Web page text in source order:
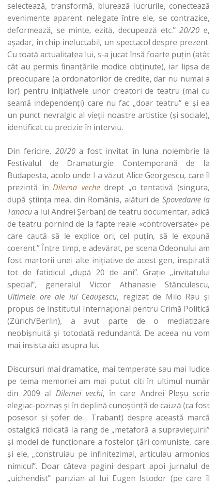
selectează, transformă, blurează lucrurile, conectează
evenimente aparent nelegate între ele, se contrazice,
deformează, se minte, ezită, decupează etc.”20/20 e,
aşadar, în chip ineluctabil, un spectacol despre prezent.
Cu toată actualitatea lui, s-a jucat însă foarte puţin (atât
cât au permis finanţările modice obţinute), iar lipsa de
preocupare (a ordonatorilor de credite, dar nu numai a
lor) pentru iniţiativele unor creatori de teatru (mai cu
seamă independenţi) care nu fac „doar teatru” e şi ea
un punct nevralgic al vieţii noastre artistice (şi sociale),
identificat cu precizie în interviu.
Din fericire, 20/20a fost invitat în luna noiembrie la
Festivalul de Dramaturgie Contemporană de la
Budapesta, acolo unde l-a văzut Alice Georgescu, care îl
prezintă înDilema vechedrept „o tentativă (singura,
după ştiinţa mea, din România, alături de Spovedanie la
Tanacua lui Andrei Şerban) de teatru documentar, adică
de teatru pornind de la fapte reale «controversate» pe
care caută să le explice ori, cel puţin, să le expună
coerent.” Între timp, e adevărat, pe scena Odeonului am
fost martorii unei alte iniţiative de acest gen, inspirată
tot de fatidicul „după 20 de ani”. Graţie „invitatului
special”, generalul Victor Athanasie Stănculescu,
Ultimele ore ale lui Ceauşescu, regizat de Milo Rau şi
propus de Institutul Internaţional pentru Crimă Politică
(Zürich/Berlin),
a avut parte de o mediatizare
neobişnuită şi totodată redundantă. De aceea nu vom
mai insista aici asupra lui.
Discursuri mai dramatice, mai temperate sau mai ludice
pe tema memoriei am mai putut citi în ultimul număr
din 2009 al Dilemei vechi, în care Andrei Pleşu scrie
elegiac-poznaş şi în deplină cunoştinţă de cauză (ca fost
posesor şi şofer de… Trabant) despre această marcă
ostalgică ridicată la rang de „metaforă a supravieţuirii”
şi model de funcţionare a fostelor ţări comuniste, care
şi ele, „construiau pe infinitezimal, articulau armonios
nimicul”. Doar câteva pagini despart apoi jurnalul de
„uichendist” parizian al lui Eugen Istodor (pe care îl